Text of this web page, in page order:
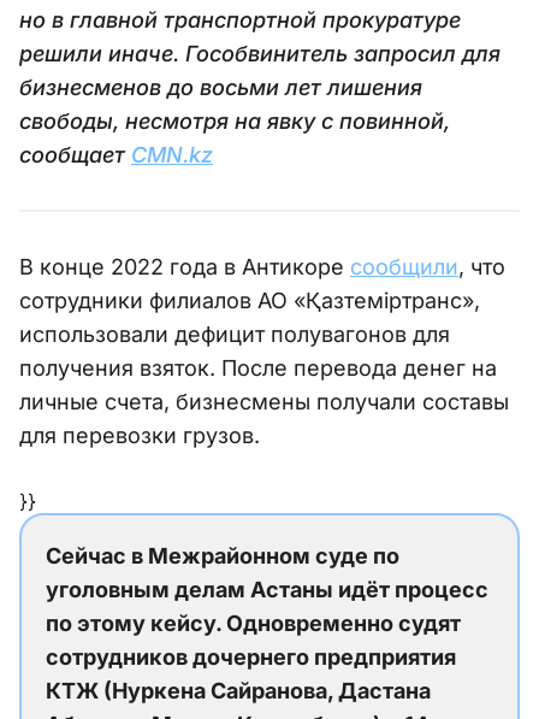
но в главной транспортной прокуратуре
решили иначе. Гособвинитель запросил для
бизнесменов до восьми лет лишения
свободы, несмотря на явку с повинной,
сообщает CMN.kz
В конце 2022 года в Антикоре сообщили, что
сотрудники филиалов АО «Қазтеміртранс»,
использовали дефицит полувагонов для
получения взяток. После перевода денег на
личные счета, бизнесмены получали составы
для перевозки грузов.
}}
Сейчас в Межрайонном суде по
уголовным делам Астаны идёт процесс
по этому кейсу. Одновременно судят
сотрудников дочернего предприятия
КТЖ (Нуркена Сайранова, Дастана